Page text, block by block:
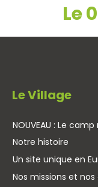
Le
Le Village
NOUVEAU : Le
Notre histoire
Un site unique en
Nos missions et